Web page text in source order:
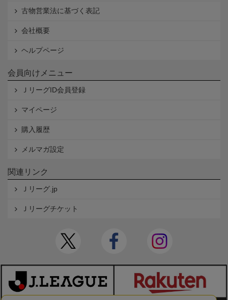
古物営業法に基づく表記
会社概要
ヘルプページ
会員向けメニュー
ＪリーグID会員登録
マイページ
購入履歴
メルマガ設定
関連リンク
Ｊリーグ.jp
Ｊリーグチケット